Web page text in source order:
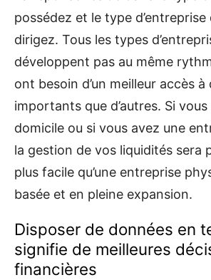
possédez et le type d’entreprise
dirigez. Tous les types
développent pas au même
ont besoin d’un meilleur accès
importants que d’autres. Si
domicile ou si vous avez une
la gestion de vos liquidités sera
plus facile qu’une entreprise
basée et en pleine expansion.
Disposer de données en
signifie de meilleures
financières